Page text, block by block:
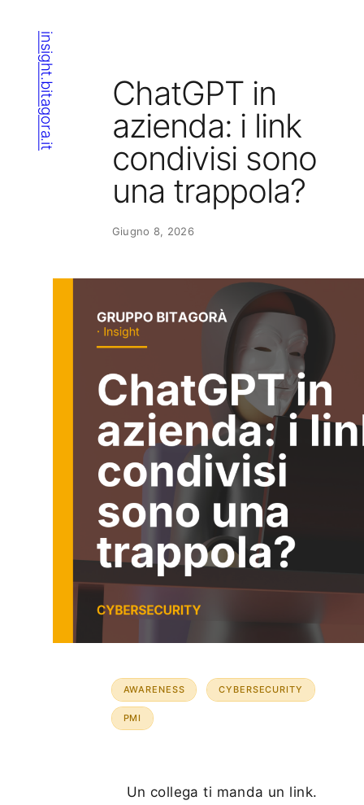
contenuto
insight.bitagora.it
ChatGPT in
azienda: i link
condivisi sono
una trappola?
Giugno 8, 2026
AWARENESS CYBERSECURITY
PMI
Un collega ti manda un link.